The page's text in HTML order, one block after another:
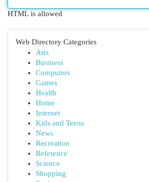
HTML is allowed
Web Directory Categories
Arts
Business
Computers
Games
Health
Home
Internet
Kids and Teens
News
Recreation
Reference
Science
Shopping